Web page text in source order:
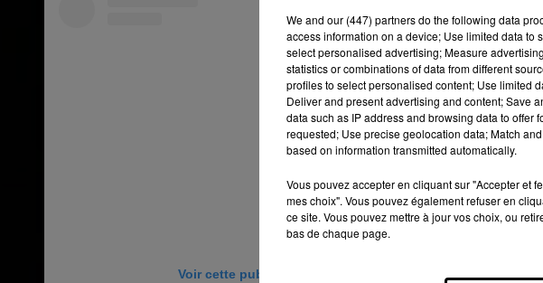
Voir cette publication sur Instagram
We and our (447) partnersdo the following data
access information on a device; Use limited data
select personalised advertising; Measure
statistics or combinations of data from different
profiles to select personalised content; Use limited
Deliver and present advertising and content; Save
data such as IP address and browsing data to
requested; Use precise geolocation data; Match
based on information transmitted automatically.
Vous pouvez accepter en cliquant sur "Accepter et
mes choix". Vous pouvez également refuser en
ce site. Vous pouvez mettre à jour vos choix, ou
bas de chaque page.